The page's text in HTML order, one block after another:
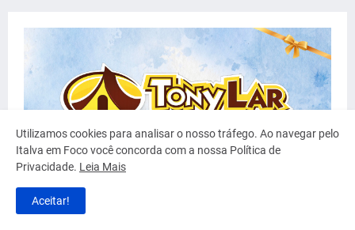
Utilizamos cookies para analisar o nosso tráfego. Ao navegar pelo
Italva em Foco você concorda com a nossa Política de
Privacidade. Leia Mais
Aceitar!